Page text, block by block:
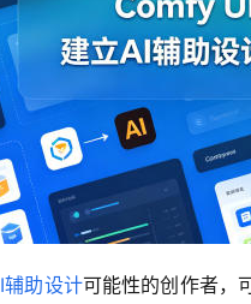
辅助设计可能性的创作者，